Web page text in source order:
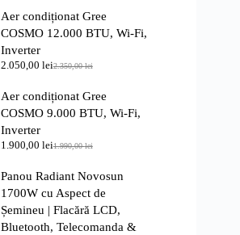
a
fost:
este:
3.550,00 lei.
Aer condiționat Gree
COSMO 12.000 BTU, Wi-Fi,
Inverter
2.350,00lei
Prețul
a
fost:
2.050,00 lei
Prețul
este:
2.050,00 lei.
Aer condiționat Gree
COSMO 9.000 BTU, Wi-Fi,
Inverter
1.990,00lei
Prețul
a
fost:
1.990,00 lei.
1.900,00 lei
Prețul
este:
1.900,00 lei.
Panou Radiant Novosun
1700W cu Aspect de
Șemineu | Flacără LCD,
Bluetooth, Telecomanda &